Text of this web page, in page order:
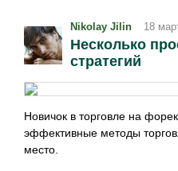
Nikolay Jilin 18
Несколько
стратегий
Новичок в торговле на
эффективные методы
место.